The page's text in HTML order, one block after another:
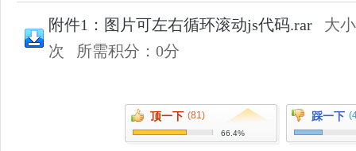
附件1：图片可左右循环滚动js代码.rar
大
次
所需积分：0分
顶一下 (81)
66.4%
踩一下